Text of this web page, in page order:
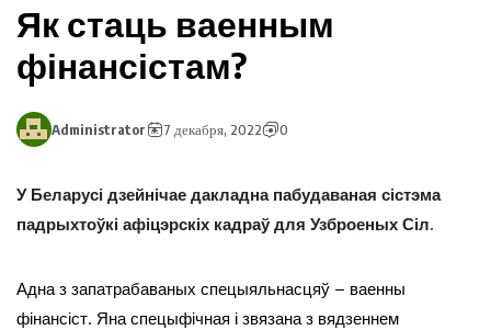
Як стаць ваенным
фінансістам?
Administrator 7 декабря, 2022 0
У Беларусі дзейнічае дакладна пабудаваная сістэма
падрыхтоўкі афіцэрскіх кадраў для Узброеных Сіл.
Адна з запатрабаваных спецыяльнасцяў – ваенны
фінансіст. Яна спецыфічная і звязана з вядзеннем